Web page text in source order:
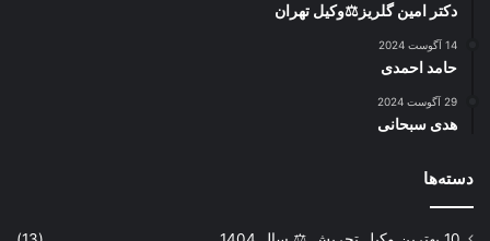
دکتر امین گلریز⚖️وکیل تهران
14 آگوست 2024
حامد احمدی
29 آگوست 2024
هدی سبحانی
دسته‌ها